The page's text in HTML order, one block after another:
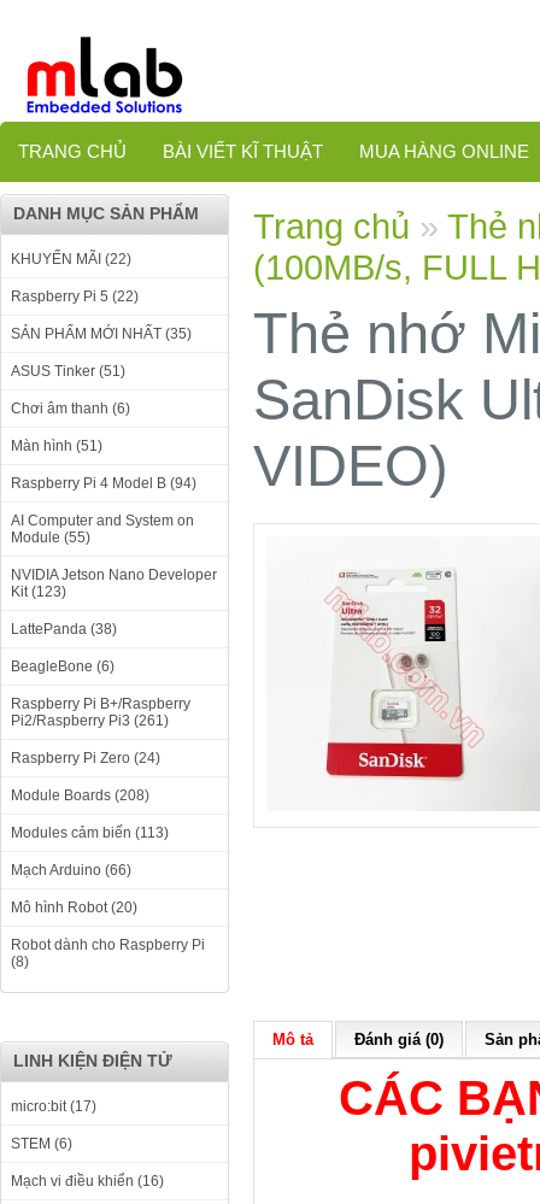
TRANG CHỦ BÀI VIẾT KĨ THUẬT MUA HÀNG ONLINE
DANH MỤC SẢN PHẨM
KHUYẾN MÃI (22)
Raspberry Pi 5 (22)
SẢN PHẨM MỚI NHẤT (35)
ASUS Tinker (51)
Chơi âm thanh (6)
Màn hình (51)
Raspberry Pi 4 Model B (94)
AI Computer and System on
Module (55)
NVIDIA Jetson Nano Developer
Kit (123)
LattePanda (38)
BeagleBone (6)
Raspberry Pi B+/Raspberry
Pi2/Raspberry Pi3 (261)
Raspberry Pi Zero (24)
Module Boards (208)
Modules cảm biến (113)
Mạch Arduino (66)
Mô hình Robot (20)
Robot dành cho Raspberry Pi
(8)
LINH KIỆN ĐIỆN TỬ
micro:bit (17)
STEM (6)
Mạch vi điều khiển (16)
Trang chủ » Thẻ
(100MB/s, FULL
Thẻ nhớ
SanDisk
VIDEO)
Mô tả Đánh giá (0) Sản
CÁC